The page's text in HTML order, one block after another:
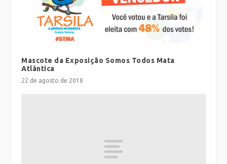
Mascote da Exposição Somos Todos Mata
Atlântica
22 de agosto de 2018